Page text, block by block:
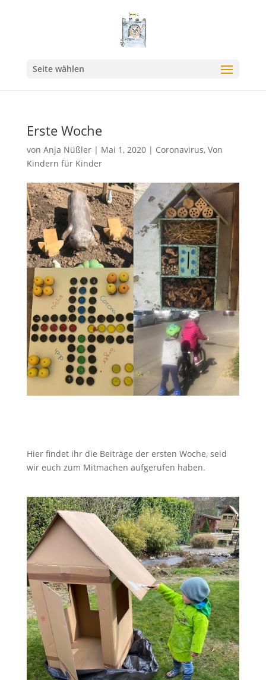
Seite wählen
Erste Woche
von Anja Nüßler| Mai 1, 2020| Coronavirus, Von
Kindern für Kinder
Hier findet ihr die Beiträge der ersten Woche, seid
wir euch zum Mitmachen aufgerufen haben.